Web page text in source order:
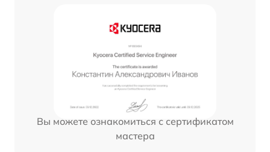
Вы можете ознакомиться с сертификатом
мастера